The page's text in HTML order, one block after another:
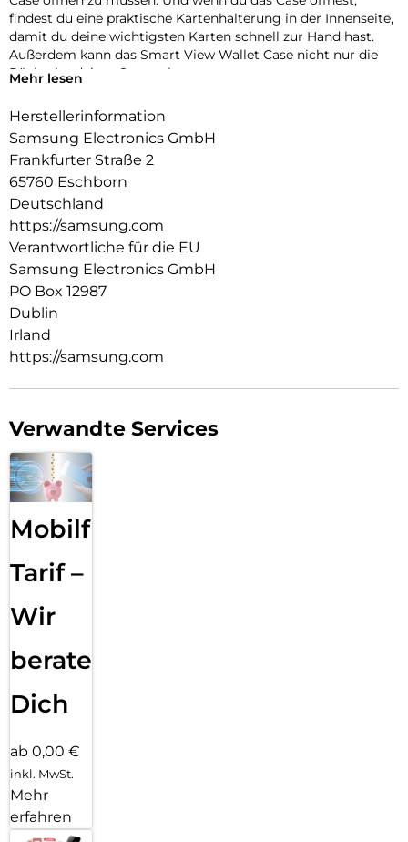
findest du eine praktische Kartenhalterung in der Innenseite,
damit du deine wichtigsten Karten schnell zur Hand hast.
Außerdem kann das Smart View Wallet Case nicht nur die
Rückseite deines Smartphones,
schützen.
Mehr lesen
Herstellerinformation
Samsung Electronics GmbH
Frankfurter Straße 2
65760 Eschborn
Deutschland
https://samsung.com
Verantwortliche für die EU
Samsung Electronics GmbH
PO Box 12987
Dublin
Irland
https://samsung.com
Verwandte Services
Mobilfunk
Tarif –
Wir
beraten
Dich
ab 0,00 €
inkl. MwSt.
Mehr
erfahren